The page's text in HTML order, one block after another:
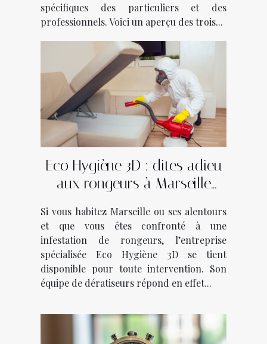
spécifiques des particuliers et des
professionnels. Voici un aperçu des trois...
Eco Hygiène 3D : dites adieu
aux rongeurs à Marseille
Si vous habitez Marseille ou ses alentours
et que vous êtes confronté à une
infestation de rongeurs, l’entreprise
spécialisée Eco Hygiène 3D se tient
disponible pour toute intervention. Son
équipe de dératiseurs répond en effet...